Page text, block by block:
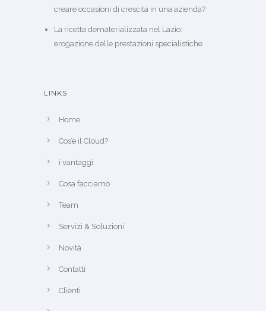
creare occasioni di crescita in una azienda?
La ricetta dematerializzata nel Lazio:
erogazione delle prestazioni specialistiche
LINKS
Home
Cos’è il Cloud?
i vantaggi
Cosa facciamo
Team
Servizi & Soluzioni
Novità
Contatti
Clienti